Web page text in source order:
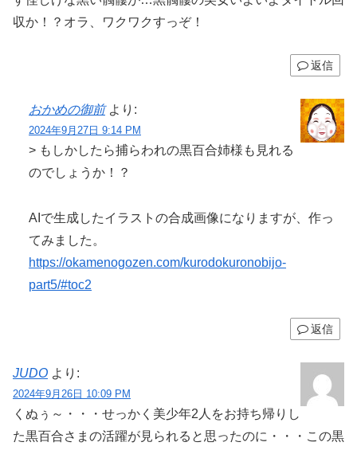
収か！？オラ、ワクワクすっぞ！
返信
おかめの御前 より:
2024年9月27日 9:14 PM
> もしかしたら捕らわれの黒百合姉様も見れる
のでしょうか！？
AIで生成したイラストの合成画像になりますが、作っ
てみました。
https://okamenogozen.com/kurodokuronobijo-
part5/#toc2
返信
JUDO より:
2024年9月26日 10:09 PM
くぬぅ～・・・せっかく美少年2人をお持ち帰りし
た黒百合さまの活躍が見られると思ったのに・・・この黒